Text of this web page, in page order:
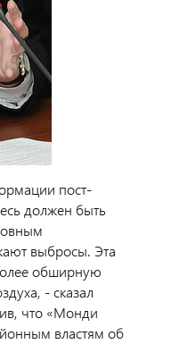
пост-
должен быть
выбросы. Эта
обширную
- сказал
что «Монди
властям об